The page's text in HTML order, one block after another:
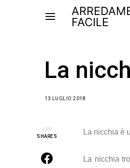
FACILE
La
13 LUGLIO 2018
115
SHARES
La nicchia è
La nicchia